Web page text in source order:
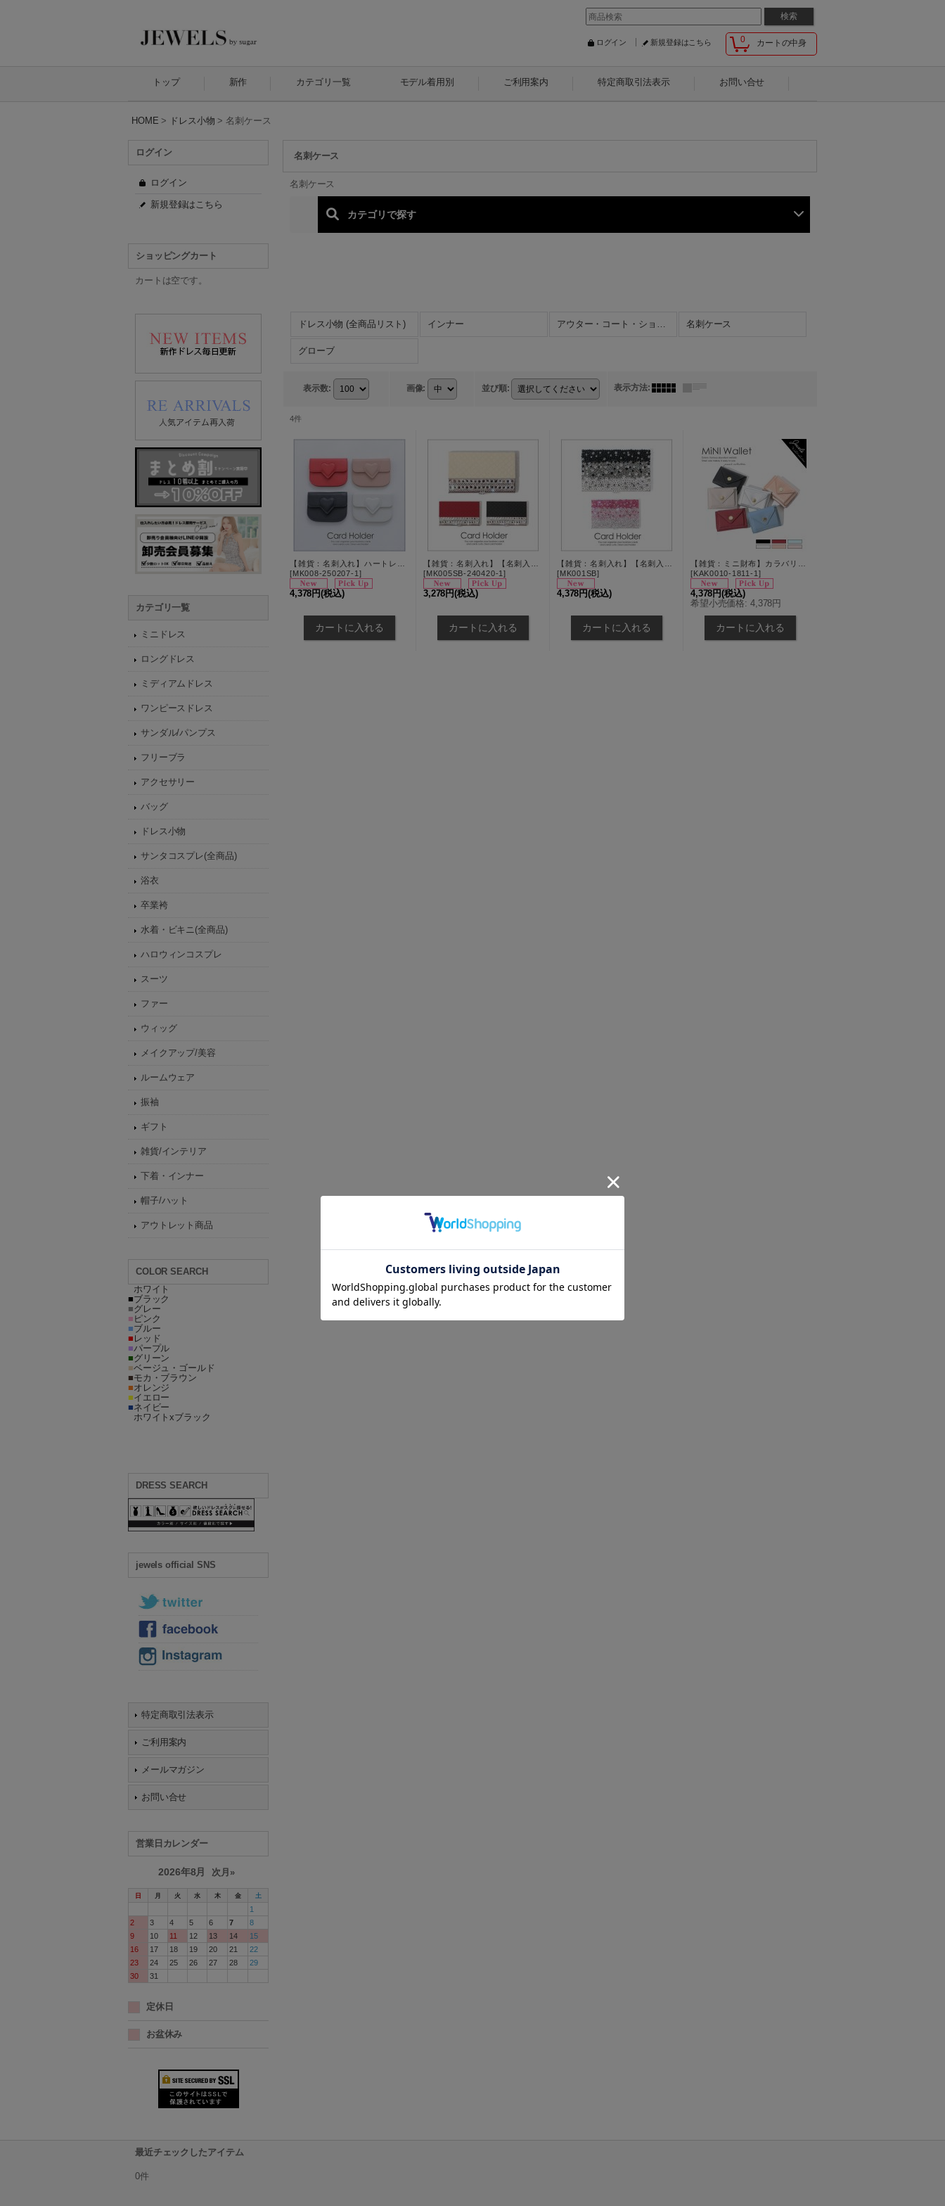
0 カートの中身
ログイン 新規登録はこちら
トップ 新作 カテゴリ一覧 モデル着用別 ご利用案内 特定商取引法表示 お問い合せ
HOME > ドレス小物 > 名刺ケース
ログイン
ログイン
新規登録はこちら
ショッピングカート
カートは空です。
カテゴリ一覧
ミニドレス
ロングドレス
ミディアムドレス
ワンピースドレス
サンダル/パンプス
フリーブラ
アクセサリー
バッグ
ドレス小物
サンタコスプレ(全商品)
浴衣
卒業袴
水着・ビキニ(全商品)
ハロウィンコスプレ
スーツ
ファー
ウィッグ
メイクアップ/美容
ルームウェア
振袖
ギフト
雑貨/インテリア
下着・インナー
帽子/ハット
アウトレット商品
COLOR SEARCH
ホワイト
■ブラック
■グレー
■ ピンク
■ブルー
■ レッド
■パープル
■グリーン
■ベージュ・ゴールド
■モカ・ブラウン
■オレンジ
■イエロー
■ネイビー
ホワイトxブラック
DRESS SEARCH
jewels official SNS
特定商取引法表示
ご利用案内
メールマガジン
お問い合せ
営業日カレンダー
2026年8月 次月»
日 月 火 水 木 金 土
1
2
3 4 5 6 7
8
9
10 11 12 13 14
15
16
17 18 19 20 21
22
23
24 25 26 27 28
29
30
31
定休日
お盆休み
名刺ケース
名刺ケース
ドレス小物 (全商品リスト) インナー アウター・コート・ショール・ストール 名刺ケース
グローブ
表示数: 画像: 並び順: 表示方法:
4件
[MK008-250207-1 ]
4,378円(税込)
[MK005SB-240420-1]
3,278円(税込)
[MK001SB]
4,378円(税込)
[KAK0010-1811-1 ]
4,378円(税込)
希望小売価格: 4,378円
最近チェックしたアイテム
0件